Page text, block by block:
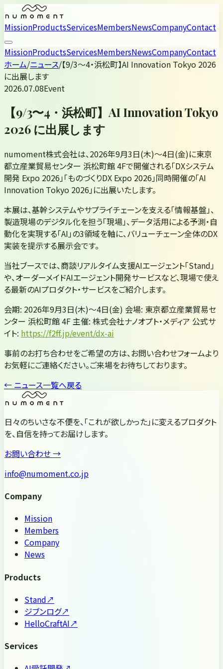
MissionProductsServicesMembersNewsCompanyContact
MissionProductsServicesMembersNewsCompanyContact
ホーム/ニュース/【9/3〜4・浜松町】AI Innovation Tokyo 2026
に出展します
2026.07.08Event
【9/3〜4・浜松町】AI Innovation Tokyo
2026 に出展します
numoment株式会社は、2026年9月3日(木)〜4日(金)に東京
都立産業貿易センター 浜松町館 4Fで開催される「DXシステム
開発 Expo 2026」「ものづくりDX Expo 2026」同時開催の「AI
Innovation Tokyo 2026」に出展いたします。
本展は、基幹システムやサプライチェーンを支える「情報基盤」、
製造現場のデジタル化を担う「現場」、データ活用による予測・自
動化を実現する「AI」の3領域を軸に、バリューチェーン全体のDX
実装を提示する展示会です。
当社ブースでは、商談リアルタイム支援AIエージェント「Stand」
や、オーダーメイドAIエージェント開発サービスなど、現場で使え
る最新のAIプロダクト・サービスをご紹介します。
会期: 2026年9月3日(木)〜4日(金) 会場: 東京都立産業貿易セ
ンター 浜松町館 4F 主催: 株式会社ナノオプト・メディア 公式サ
イト: https://f2ff.jp/event/dx-ai
事前のお打ち合わせをご希望の方は、お問い合わせフォームより
お気軽にご連絡ください。ご来場をお待ちしております。
← ニュース一覧へ戻る
日々のちいさな不便を、「これが欲しかった」に変えるプロダクト
を、自信を持ってお届けします。
お問い合わせ→
info@numoment.co.jp
Company
Mission
Members
Company
News
Products
Stand↗
ジブンログ↗
HelloCraftAI↗
Services